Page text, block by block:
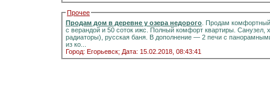
Прочее
Продам дом в деревне у озера недорого . Продам комфортный
с верандой и 50 соток ижс. Полный комфорт квартиры. Санузел, холодная и горячая вода,
радиаторы), русская баня. В дополнение — 2 печи с панорамными стёклами.Информация на портале домиклайт.Вода
из ко...
Город: Егорьевск; Дата: 15.02.2018, 08:43:41